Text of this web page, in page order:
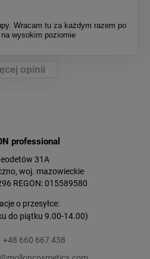
Wracam tu za każdym razem po
wysokim poziomie
opinii
professional
31A
woj. mazowieckie
REGON: 015589580
o przesyłce:
do piątku 9.00-14.00)
+48 660 667 438